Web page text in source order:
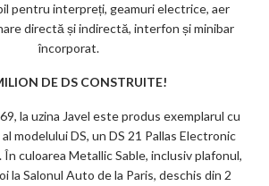
pentru interpreți, geamuri electrice, aer
directă și indirectă, interfon și minibar
încorporat.
DE DS CONSTRUITE!
la uzina Javel este produs exemplarul cu
modelului DS, un DS 21 Pallas Electronic
culoarea Metallic Sable, inclusiv plafonul,
la Salonul Auto de la Paris, deschis din 2